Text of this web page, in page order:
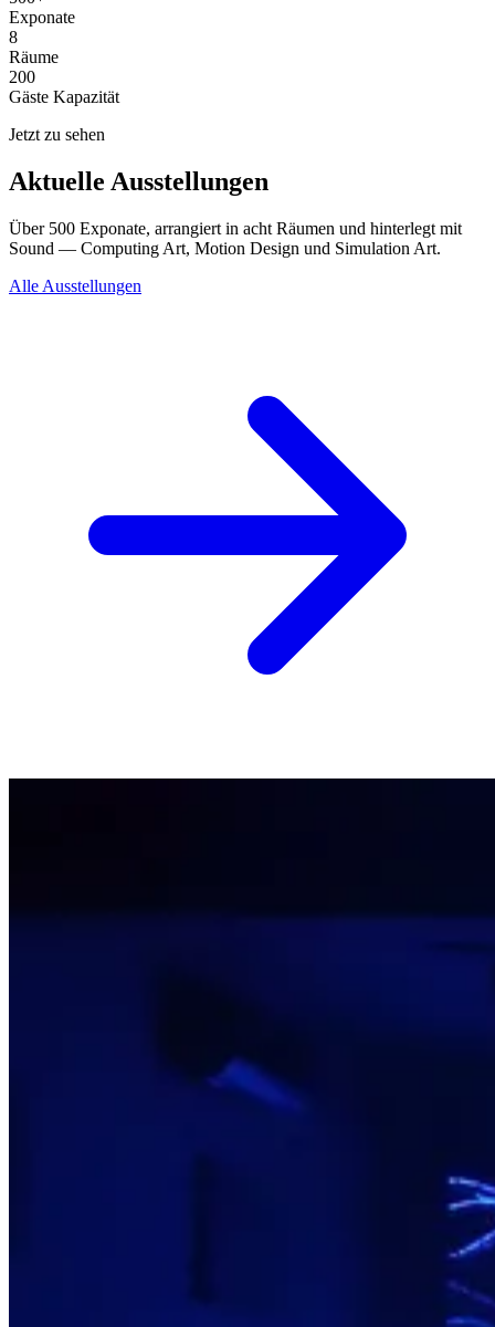
Exponate
8
Räume
200
Gäste Kapazität
Jetzt zu sehen
Aktuelle Ausstellungen
Über 500 Exponate, arrangiert in acht Räumen und hinterlegt mit
Sound — Computing Art, Motion Design und Simulation Art.
Alle Ausstellungen